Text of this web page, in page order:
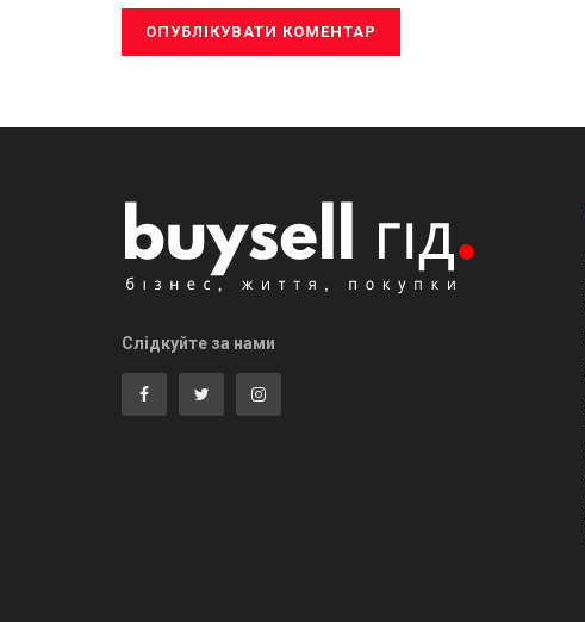
Слідкуйте за нами